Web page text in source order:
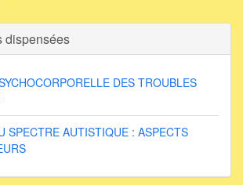
dispensées
DES TROUBLES
SPECTRE AUTISTIQUE : ASPECTS